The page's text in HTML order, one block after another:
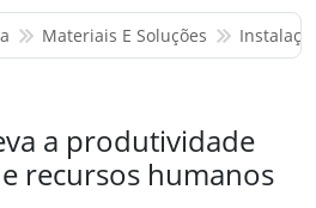
Materiais E Soluções
a produtividade
recursos humanos